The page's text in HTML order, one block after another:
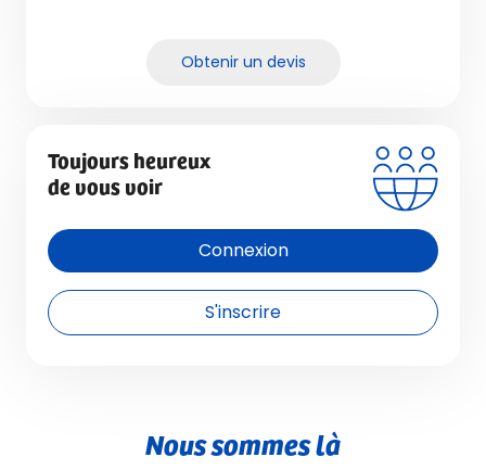
Obtenir un devis
Toujours heureux
de vous voir
Connexion
S'inscrire
Nous sommes là